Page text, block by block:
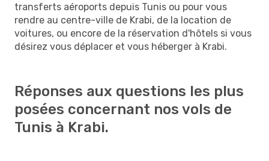
transferts aéroports depuis Tunis ou pour vous
rendre au centre-ville de Krabi, de la location de
voitures, ou encore de la réservation d'hôtels si vous
désirez vous déplacer et vous héberger à Krabi.
Réponses aux questions les plus
posées concernant nos vols de
Tunis à Krabi.